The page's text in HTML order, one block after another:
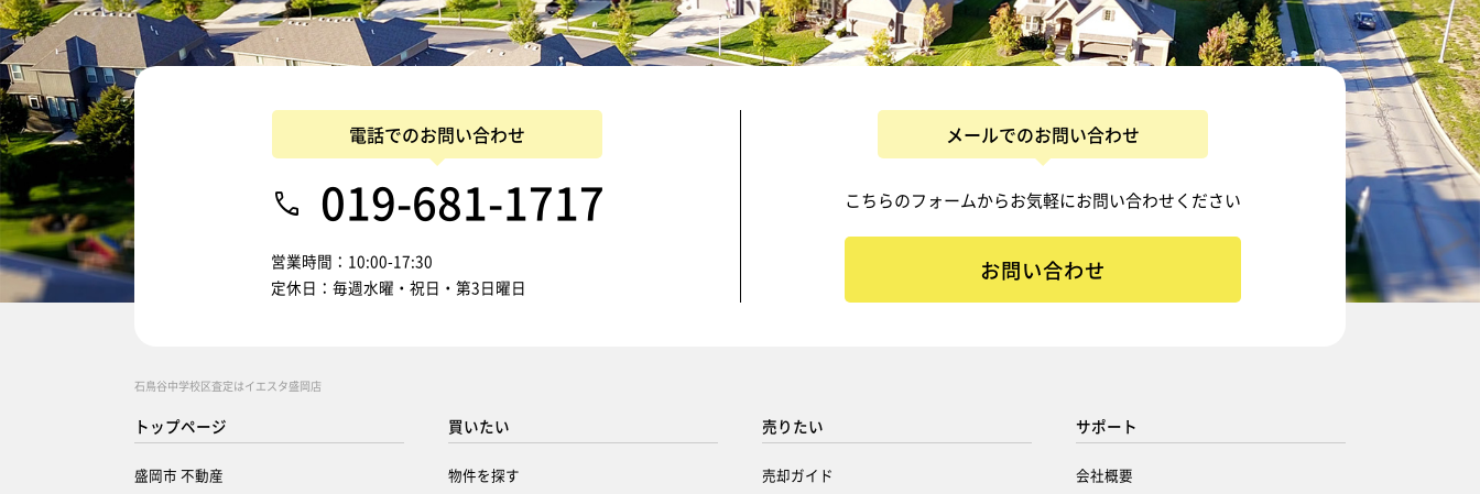
電話でのお問い合わせ
019-681-1717
営業時間：10:00-17:30
定休日：毎週水曜・祝日・第3日曜日
メールでのお問い合わせ
こちらのフォームからお気軽にお問い合わせください
お問い合わせ
石鳥谷中学校区査定はイエスタ盛岡店
トップページ
盛岡市 不動産
買いたい
物件を探す
売りたい
売却ガイド
サポート
会社概要